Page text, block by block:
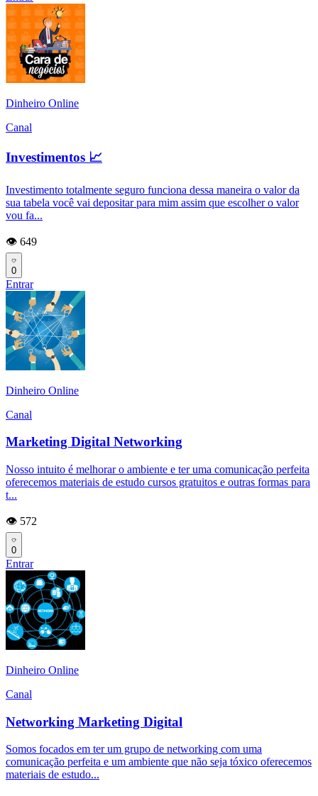
Dinheiro Online
Canal
Investimentos 📈
Investimento totalmente seguro funciona dessa maneira o valor da
sua tabela você vai depositar para mim assim que escolher o valor
vou fa...
👁️ 649
0
Entrar
Dinheiro Online
Canal
Marketing Digital Networking
Nosso intuito é melhorar o ambiente e ter uma comunicação perfeita
oferecemos materiais de estudo cursos gratuitos e outras formas para
t...
👁️ 572
0
Entrar
Dinheiro Online
Canal
Networking Marketing Digital
Somos focados em ter um grupo de networking com uma
comunicação perfeita e um ambiente que não seja tóxico oferecemos
materiais de estudo...